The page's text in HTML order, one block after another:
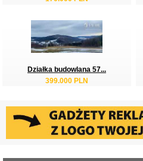
Działka budowlana 57...
399.000 PLN